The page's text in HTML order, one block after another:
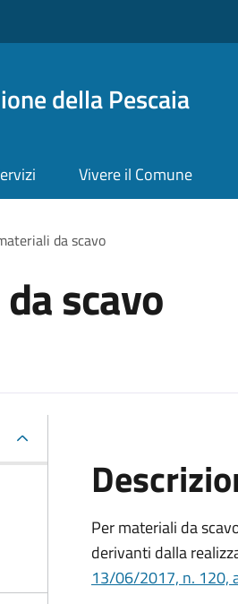
della Pescaia
Vivere il Comune
da scavo
scavo
Per materiali da
derivanti dalla
13/06/2017, n. 120,